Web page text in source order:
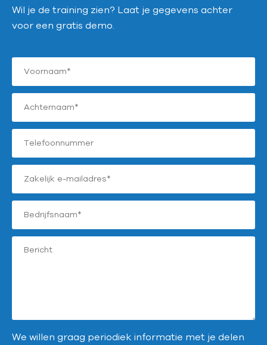
Wil je de training zien? Laat je gegevens achter
voor een gratis demo.
We willen graag periodiek informatie met je delen